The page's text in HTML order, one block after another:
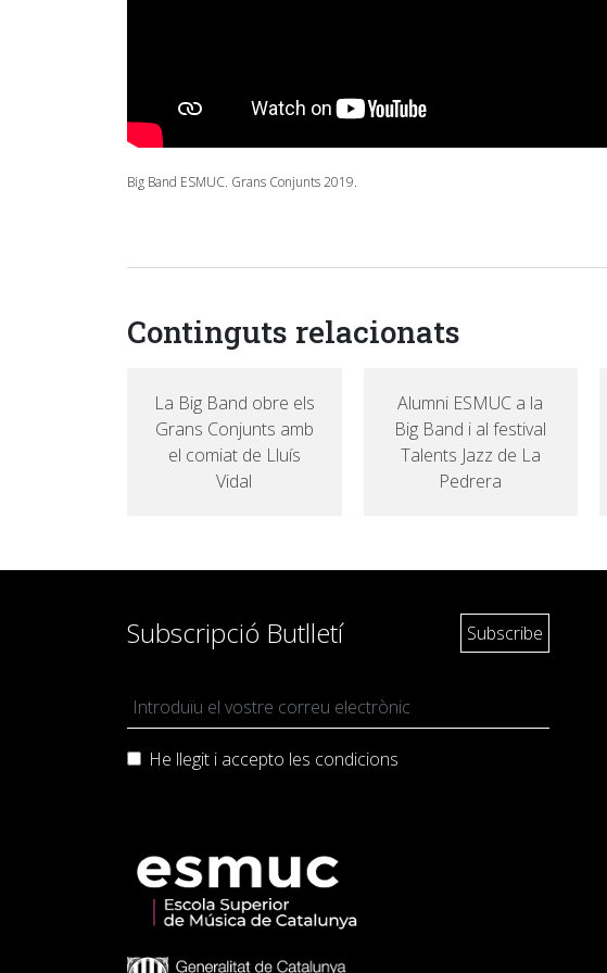
Big Band ESMUC. Grans Conjunts 2019.
Continguts relacionats
La Big Band obre els
Grans Conjunts amb
el comiat de Lluís
Vidal
Alumni ESMUC a la
Big Band i al festival
Talents Jazz de La
Pedrera
Subscripció Butlletí
He llegit i accepto les condicions